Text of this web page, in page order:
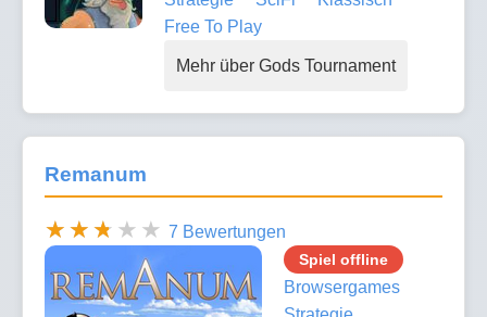
Free To Play
Mehr über Gods Tournament
Remanum
7 Bewertungen
Spiel offline
Browsergames